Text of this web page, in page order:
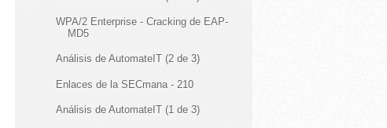
WPA/2 Enterprise - Cracking de EAP-
MD5
Análisis de AutomateIT (2 de 3)
Enlaces de la SECmana - 210
Análisis de AutomateIT (1 de 3)